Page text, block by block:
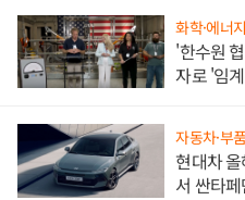
화학·에너지
'한수원
자로 '임
자동차·부품
현대차
서 싼타